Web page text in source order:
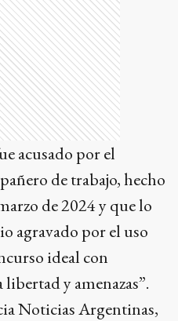
acusado por el
de trabajo, hecho
de 2024 y que lo
agravado por el uso
ideal con
y amenazas”.
Noticias Argentinas,